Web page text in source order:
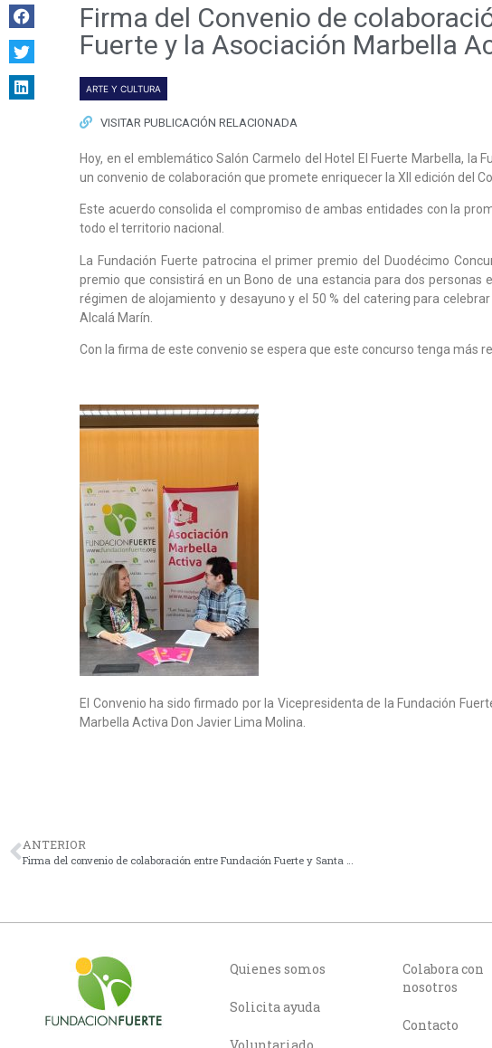
Firma del Convenio de
Fuerte y la Asociación Marbella
ARTE Y CULTURA
VISITAR PUBLICACIÓN RELACIONADA
Hoy, en el emblemático Salón Carmelo del Hotel El Fuerte Marbella,
un convenio de colaboración que promete enriquecer la XII edición del
Este acuerdo consolida el compromiso de ambas entidades con la
todo el territorio nacional.
La Fundación Fuerte patrocina el primer premio del Duodécimo
premio que consistirá en un Bono de una estancia para dos
régimen de alojamiento y desayuno y el 50 % del catering para
Alcalá Marín.
Con la firma de este convenio se espera que este concurso tenga más
El Convenio ha sido firmado por la Vicepresidenta de la Fundación
Marbella Activa Don Javier Lima Molina.
ANTERIOR
Firma del convenio de colaboración entre Fundación Fuerte y Santa Marta
Quienes somos
Solicita ayuda
Colabora con
nosotros
Contacto